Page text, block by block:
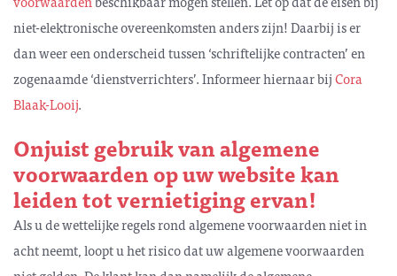
niet-elektronische overeenkomsten anders zijn! Daarbij is er
dan weer een onderscheid tussen ‘schriftelijke contracten’ en
zogenaamde ‘dienstverrichters’. Informeer hiernaar bijCora
Blaak-Looij.
Onjuist gebruik van algemene
voorwaarden op uw website kan
leiden tot vernietiging ervan!
Als u de wettelijke regels rond algemene voorwaarden niet in
acht neemt, loopt u het risico dat uw algemene voorwaarden